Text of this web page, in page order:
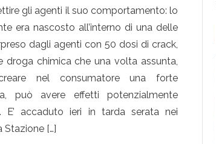
gli agenti il suo comportamento: lo
era nascosto all’interno di una delle
dagli agenti con 50 dosi di crack,
droga chimica che una volta assunta,
nel consumatore una forte
può avere effetti potenzialmente
E’ accaduto ieri in tarda serata nei
Stazione […]